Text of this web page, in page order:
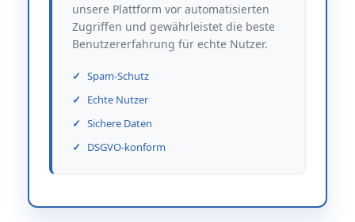
unsere Plattform vor automatisierten
Zugriffen und gewährleistet die beste
Benutzererfahrung für echte Nutzer.
Spam-Schutz
Echte Nutzer
Sichere Daten
DSGVO-konform